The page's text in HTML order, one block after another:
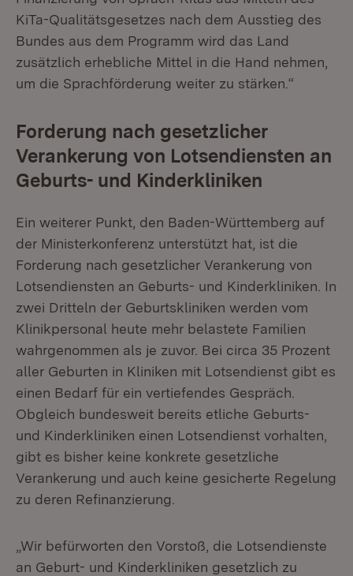
KiTa-Qualitätsgesetzes nach dem Ausstieg des
Bundes aus dem Programm wird das Land
zusätzlich erhebliche Mittel in die Hand nehmen,
um die Sprachförderung weiter zu stärken.“
Forderung nach gesetzlicher
Verankerung von Lotsendiensten an
Geburts- und Kinderkliniken
Ein weiterer Punkt, den Baden-Württemberg auf
der Ministerkonferenz unterstützt hat, ist die
Forderung nach gesetzlicher Verankerung von
Lotsendiensten an Geburts- und Kinderkliniken. In
zwei Dritteln der Geburtskliniken werden vom
Klinikpersonal heute mehr belastete Familien
wahrgenommen als je zuvor. Bei circa 35 Prozent
aller Geburten in Kliniken mit Lotsendienst gibt es
einen Bedarf für ein vertiefendes Gespräch.
Obgleich bundesweit bereits etliche Geburts-
und Kinderkliniken einen Lotsendienst vorhalten,
gibt es bisher keine konkrete gesetzliche
Verankerung und auch keine gesicherte Regelung
zu deren Refinanzierung.
„Wir befürworten den Vorstoß, die Lotsendienste
an Geburt- und Kinderkliniken gesetzlich zu